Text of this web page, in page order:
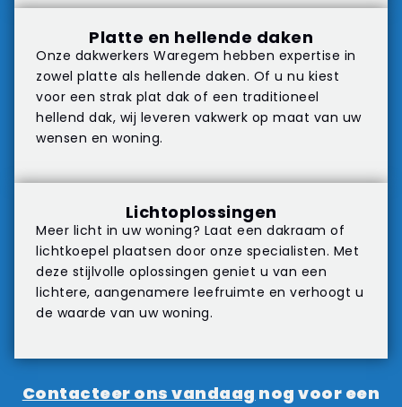
Platte en hellende daken
Onze dakwerkers Waregem hebben expertise in
zowel platte als hellende daken. Of u nu kiest
voor een strak plat dak of een traditioneel
hellend dak, wij leveren vakwerk op maat van uw
wensen en woning.
Lichtoplossingen
Meer licht in uw woning? Laat een dakraam of
lichtkoepel plaatsen door onze specialisten. Met
deze stijlvolle oplossingen geniet u van een
lichtere, aangenamere leefruimte en verhoogt u
de waarde van uw woning.
Contacteer ons vandaag nog voor een